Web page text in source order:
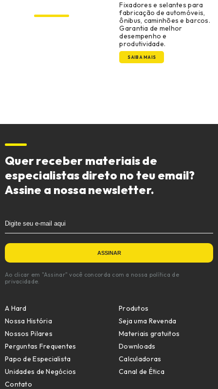
Fixadores e selantes para
fabricação de automóveis,
ônibus, caminhões e barcos.
Garantia de melhor
desempenho e
produtividade.
SAIBA MAIS
Quer receber materiais de
especialistas direto no teu email?
Assine a nossa newsletter.
Ao clicar em "Assinar" você concorda com a nossa política de
privacidade.
A Hard
Nossa História
Nossos Pilares
Perguntas Frequentes
Papo de Especialista
Unidades de Negócios
Contato
Produtos
Seja uma Revenda
Materiais gratuitos
Downloads
Calculadoras
Canal de Ética